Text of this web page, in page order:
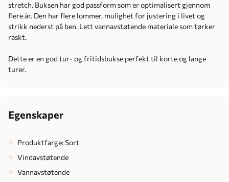
stretch. Buksen har god passform som er optimalisert gjennom
flere år. Den har flere lommer, mulighet for justering i livet og
strikk nederst på ben. Lett vannavstøtende materiale som tørker
raskt.
Dette er en god tur- og fritidsbukse perfekt til korte og lange
turer.
Egenskaper
Produktfarge: Sort
Vindavstøtende
Vannavstøtende